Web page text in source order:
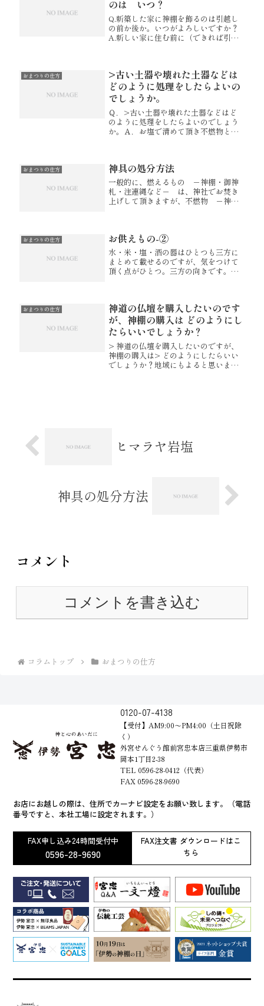
のは いつ？
Q.新築した家に神棚を飾るのは引越し
の前か後か。いつがよろしいですか？
A.新しい家に住む前に（できれば引越
う。
おまつりの仕方
>古い土器や壊れた土器などは
どのように処理をしたらよいの
でしょうか。
Ｑ．>古い土器や壊れた土器などはど
のように処理をしたらよいのでしょう
か。Ａ．お塩で清めて頂き不燃物とし
おまつりの仕方 神具の処分方法
一般的に、燃えるもの －神棚・御神
札・注連縄など－ は、神社でお焚き
上げして頂きますが、不燃物 －神
ろうかというものです。まず、今まで
使わ...
おまつりの仕方 お供えもの-②
水・米・塩・酒の器はひとつも三方に
まとめて載せるのですが、気をつけて
頂く点がひとつ。三方の向きです。三
のついた面があります。綴じ目が皆様
か...
おまつりの仕方
神道の仏壇を購入したいのです
が、神棚の購入は どのようにし
たらいいでしょうか？
> 神道の仏壇を購入したいのですが、
神棚の購入は> どのようにしたらいい
でしょうか？地域にもよると思います
ヒマラヤ岩塩
神具の処分方法
コメント
コメントを書き込む
コラムトップ おまつりの仕方
0120-07-4138
【受付】AM9:00～PM4:00（土日祝除
く）
外宮せんぐう館前宮忠本店三重県伊勢市
岡本1丁目2-38
TEL 0596-28-0412（代表）
FAX 0596-28-9690
お店にお越しの際は、住所でカーナビ設定をお願い致します。（電話
番号ですと、本社工場に設定されます。）
FAX申し込み24時間受付中
0596-28-9690
FAX注文書 ダウンロードはこ
ちら